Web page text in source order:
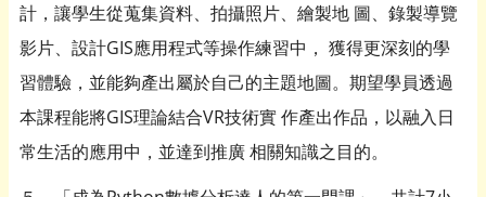
計，讓學生從蒐集資料、拍攝照片、繪製地 圖、錄製導覽
影片、設計GIS應用程式等操作練習中， 獲得更深刻的學
習體驗，並能夠產出屬於自己的主題地圖。期望學員透過
本課程能將GIS理論結合VR技術實 作產出作品，以融入日
常生活的應用中，並達到推廣 相關知識之目的。